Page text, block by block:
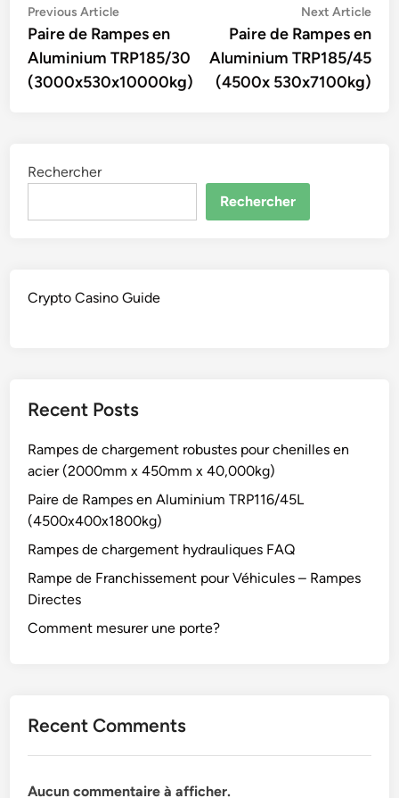
Navigation
de
l’article
Previous ArticlePrevious
article:
Paire de Rampes en
Aluminium TRP185/30
(3000x530x10000kg)
Next Article
Paire de Rampes en
Aluminium TRP185/45
(4500x 530x7100kg)
Rechercher
Rechercher
Crypto Casino Guide
Recent Posts
Rampes de chargement robustes pour chenilles en
acier (2000mm x 450mm x 40,000kg)
Paire de Rampes en Aluminium TRP116/45L
(4500x400x1800kg)
Rampes de chargement hydrauliques FAQ
Rampe de Franchissement pour Véhicules – Rampes
Directes
Comment mesurer une porte?
Recent Comments
Aucun commentaire à afficher.